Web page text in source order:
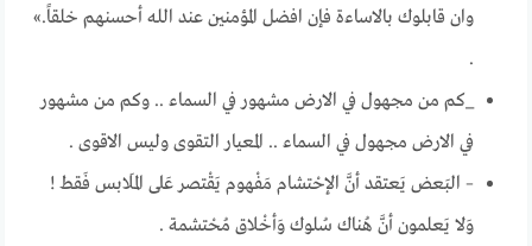
وان قابلوك بالاساءة فإن افضل المؤمنين عند الله أحسنهم خلقاً.»
.
_كم من مجهول في الارض مشهور في السماء .. وكم من مشهور
في الارض مجهول في السماء .. المعيار التقوى وليس الاقوى .
– البَعض يَعتقد أنَّ الإحْتشام مَفْهوم يَقْتصر عَلى المَلابس فَقط !
وَلا يَعلمون أنَّ هُناك سُلوك وَأخْلاق مُحْتشمة .